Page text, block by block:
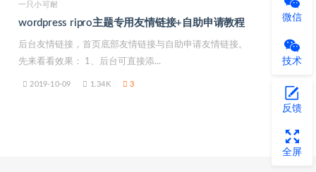
一只小可耐
wordpress ripro主题专用友情链接+自助申请教程
后台友情链接，首页底部友情链接与自助申请友情链接。
先来看看效果： 1、后台可直接添...
2019-10-09 1.34K 3
微信
技术
反馈
全屏